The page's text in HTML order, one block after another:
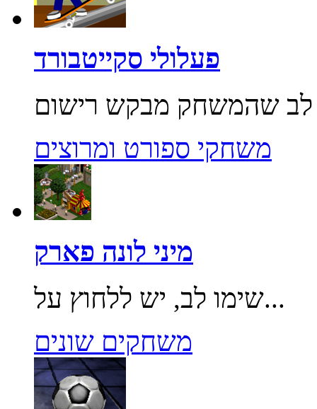
פעלולי סקייטבורד
משחקי ספורט ומרוצים
מיני לונה פארק
שימו לב, יש ללחוץ על...
משחקים שונים